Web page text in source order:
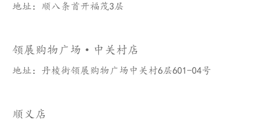
地址：顺八条首开福茂3层
领展购物广场·中关村店
地址：丹棱街领展购物广场中关村6层601-04号
顺义店